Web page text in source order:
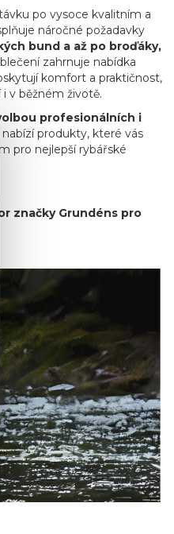
po vysoce kvalitním a
náročné požadavky
bund a až po broďáky,
zahrnuje nabídka
komfort a praktičnost,
v běžném životě.
profesionálních i
produkty, které vás
pro nejlepší rybářské
značky Grundéns pro